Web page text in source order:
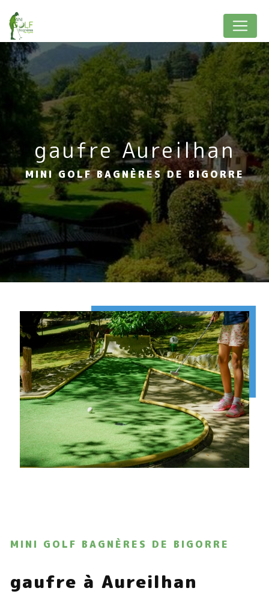
gaufre Aureilhan
MINI GOLF BAGNÈRES DE BIGORRE
MINI GOLF BAGNÈRES DE BIGORRE
gaufre à Aureilhan